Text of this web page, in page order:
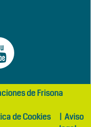
de Frisona
de Cookies | Aviso